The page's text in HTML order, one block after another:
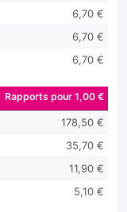
6,70 €
6,70 €
6,70 €
Rapports pour 1,00 €
178,50 €
35,70 €
11,90 €
5,10 €